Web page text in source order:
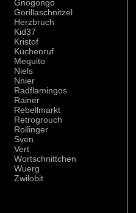
Gnogongo
Gorillaschnitzel
Herzbruch
Kid37
Kristof
Küchenruf
Mequito
Niels
Nnier
Radflamingos
Rainer
Rebellmarkt
Retrogrouch
Rollinger
Sven
Vert
Wortschnittchen
Wuerg
Zwilobit